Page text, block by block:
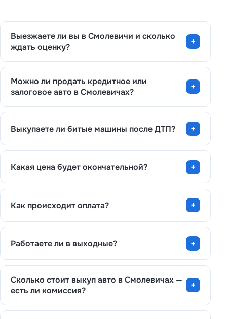
Выезжаете ли вы в Смолевичи и сколько
ждать оценку?
Можно ли продать кредитное или
залоговое авто в Смолевичах?
Выкупаете ли битые машины после ДТП?
Какая цена будет окончательной?
Как происходит оплата?
Работаете ли в выходные?
Сколько стоит выкуп авто в Смолевичах —
есть ли комиссия?